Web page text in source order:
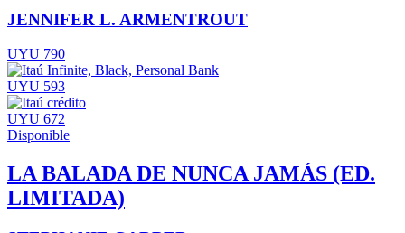
JENNIFER L. ARMENTROUT
UYU 790
UYU 593
UYU 672
Disponible
LA BALADA DE NUNCA JAMÁS (ED.
LIMITADA)